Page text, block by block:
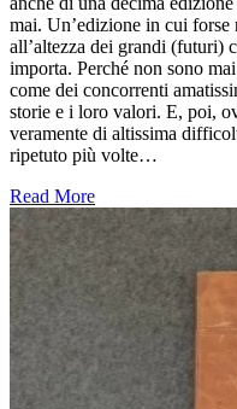
mai. Un’edizione in cui
all’altezza dei grandi (futuri)
importa. Perché non sono
come dei concorrenti
storie e i loro valori. E, poi,
veramente di altissima
ripetuto più volte…
Read More